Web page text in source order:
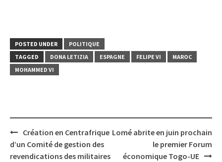
POSTED UNDER
POLITIQUE
TAGGED
DONA LETIZIA ESPAGNE FELIPE VI
MAROC
MOHAMMED VI
Post
navigation
Création en Centrafrique
d’un Comité de gestion des
revendications des militaires
Lomé abrite en juin prochain
le premier Forum
économique Togo-UE